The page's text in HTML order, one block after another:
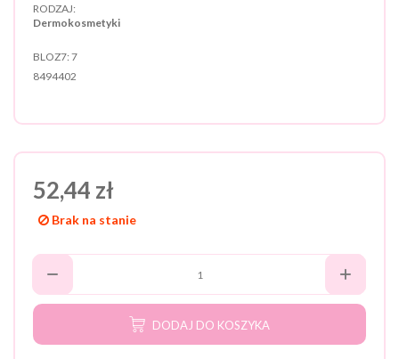
RODZAJ:
Dermokosmetyki
BLOZ7: 7
8494402
52,44 zł
Brak na stanie
DODAJ DO KOSZYKA